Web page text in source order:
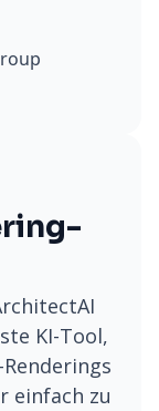
KI-Tool,
einfach zu